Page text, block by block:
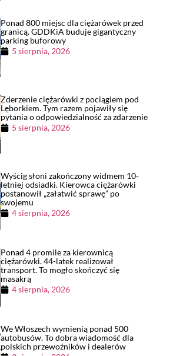
Ponad 800 miejsc dla ciężarówek przed
granicą. GDDKiA buduje gigantyczny
parking buforowy
5 sierpnia, 2026
Zderzenie ciężarówki z pociągiem pod
Lęborkiem. Tym razem pojawiły się
pytania o odpowiedzialność za zdarzenie
5 sierpnia, 2026
Wyścig słoni zakończony widmem 10-
letniej odsiadki. Kierowca ciężarówki
postanowił „załatwić sprawę” po
swojemu
4 sierpnia, 2026
Ponad 4 promile za kierownicą
ciężarówki. 44-latek realizował
transport. To mogło skończyć się
masakrą
4 sierpnia, 2026
We Włoszech wymienią ponad 500
autobusów. To dobra wiadomość dla
polskich przewoźników i dealerów